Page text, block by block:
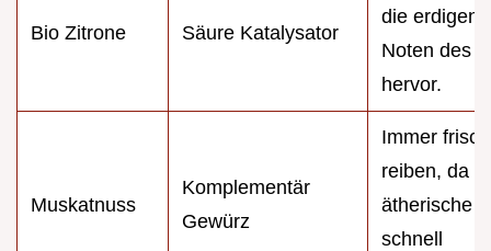
Bio Zitrone Säure Katalysator
die erdigen
Noten des
hervor.
Muskatnuss
Komplementär
Gewürz
Immer frisch
reiben, da
ätherische
schnell